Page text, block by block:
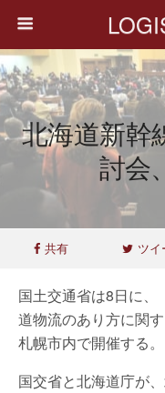
北海道新幹
討会
共有 ツイ
国土交通省は8日に、
道物流のあり方に関
札幌市内で開催する。
国交省と北海道庁が